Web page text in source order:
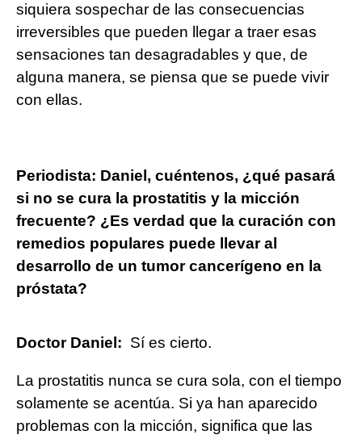
siquiera sospechar de las consecuencias
irreversibles que pueden llegar a traer esas
sensaciones tan desagradables y que, de
alguna manera, se piensa que se puede vivir
con ellas.
Periodista: Daniel, cuéntenos, ¿qué pasará
si no se cura la prostatitis y la micción
frecuente? ¿Es verdad que la curación con
remedios populares puede llevar al
desarrollo de un tumor cancerígeno en la
próstata?
Doctor Daniel: Sí es cierto.
La prostatitis nunca se cura sola, con el tiempo
solamente se acentúa. Si ya han aparecido
problemas con la micción, significa que las